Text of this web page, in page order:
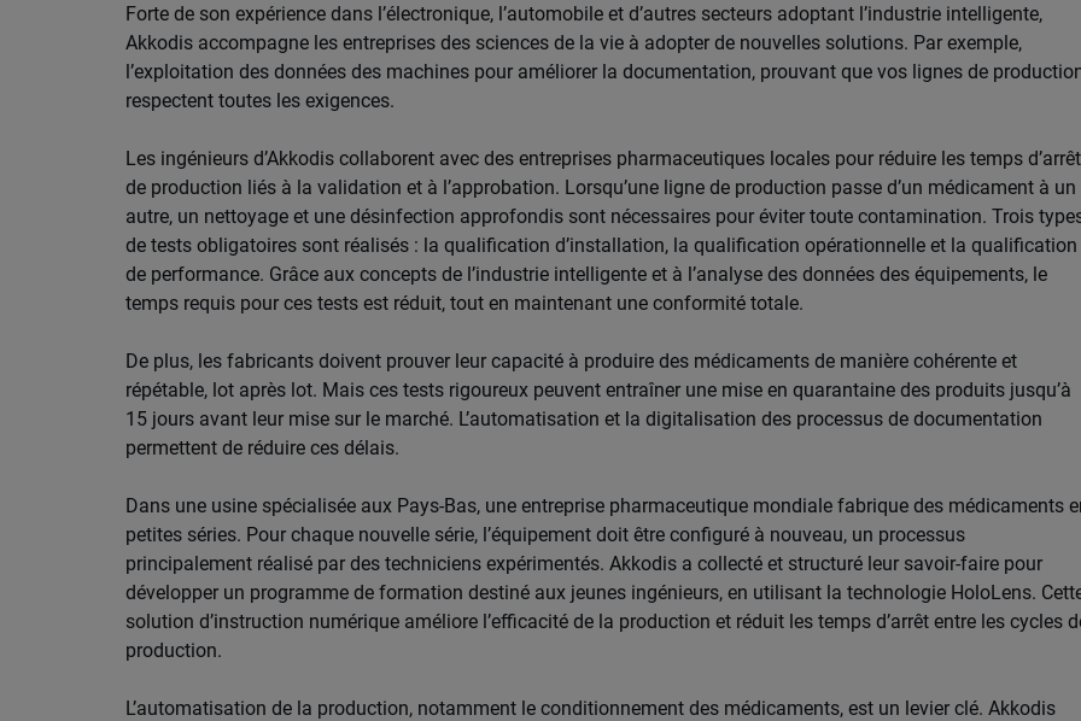
Forte de son expérience dans l’électronique, l’automobile et d’autres secteurs adoptant l’industrie intelligente,
Akkodis accompagne les entreprises des sciences de la vie à adopter de nouvelles solutions. Par exemple,
l’exploitation des données des machines pour améliorer la documentation, prouvant que vos lignes de
respectent toutes les exigences.
Les ingénieurs d’Akkodis collaborent avec des entreprises pharmaceutiques locales pour réduire les temps d’arrêt
de production liés à la validation et à l’approbation. Lorsqu’une ligne de production passe d’un médicament à un
autre, un nettoyage et une désinfection approfondis sont nécessaires pour éviter toute contamination. Trois
de tests obligatoires sont réalisés : la qualification d’installation, la qualification opérationnelle et la qualification
de performance. Grâce aux concepts de l’industrie intelligente et à l’analyse des données des équipements, le
temps requis pour ces tests est réduit, tout en maintenant une conformité totale.
De plus, les fabricants doivent prouver leur capacité à produire des médicaments de manière cohérente et
répétable, lot après lot. Mais ces tests rigoureux peuvent entraîner une mise en quarantaine des produits jusqu’à
15 jours avant leur mise sur le marché. L’automatisation et la digitalisation des processus de documentation
permettent de réduire ces délais.
Dans une usine spécialisée aux Pays-Bas, une entreprise pharmaceutique mondiale fabrique des médicaments
petites séries. Pour chaque nouvelle série, l’équipement doit être configuré à nouveau, un processus
principalement réalisé par des techniciens expérimentés. Akkodis a collecté et structuré leur savoir-faire pour
développer un programme de formation destiné aux jeunes ingénieurs, en utilisant la technologie HoloLens.
solution d’instruction numérique améliore l’efficacité de la production et réduit les temps d’arrêt entre les cycles
production.
L’automatisation de la production, notamment le conditionnement des médicaments, est un levier clé. Akkodis